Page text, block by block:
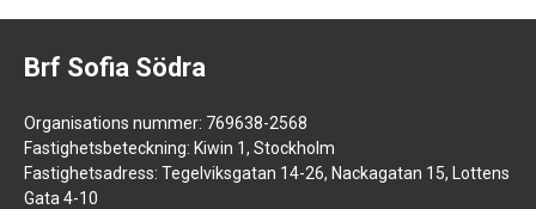
Brf Sofia Södra
Organisations nummer: 769638-2568
Fastighetsbeteckning: Kiwin 1, Stockholm
Fastighetsadress: Tegelviksgatan 14-26, Nackagatan 15, Lottens
Gata 4-10